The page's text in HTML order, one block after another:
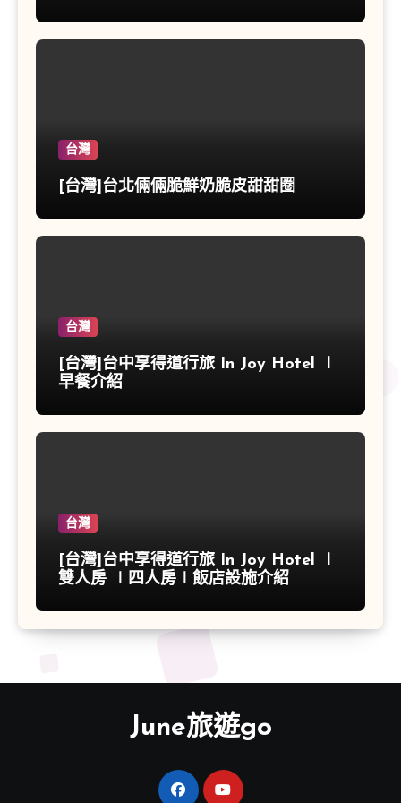
台灣
[台灣]台北倆倆脆鮮奶脆皮甜甜圈
台灣
[台灣]台中享得道行旅 In Joy Hotel ∣
早餐介紹
台灣
[台灣]台中享得道行旅 In Joy Hotel ∣
雙人房 ∣四人房∣飯店設施介紹
June旅遊go